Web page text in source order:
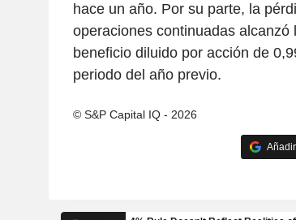
hace un año. Por su parte, la
operaciones continuadas alcanzó
beneficio diluido por acción de
periodo del año previo.
© S&P Capital IQ - 2026